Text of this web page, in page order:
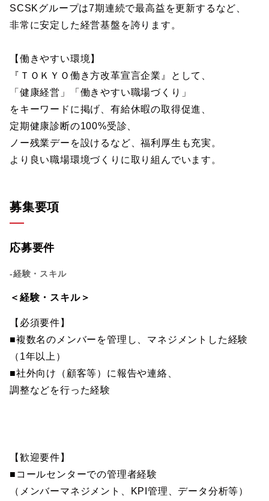
SCSKグループは7期連続で最高益を更新するなど、
非常に安定した経営基盤を誇ります。
【働きやすい環境】
『ＴＯＫＹＯ働き方改革宣言企業』として、
「健康経営」「働きやすい職場づくり」
をキーワードに掲げ、有給休暇の取得促進、
定期健康診断の100%受診、
ノー残業デーを設けるなど、福利厚生も充実。
より良い職場環境づくりに取り組んでいます。
募集要項
応募要件
-経験・スキル
＜経験・スキル＞
【必須要件】
■複数名のメンバーを管理し、マネジメントした経験
（1年以上）
■社外向け（顧客等）に報告や連絡、
調整などを行った経験
【歓迎要件】
■コールセンターでの管理者経験
（メンバーマネジメント、KPI管理、データ分析等）